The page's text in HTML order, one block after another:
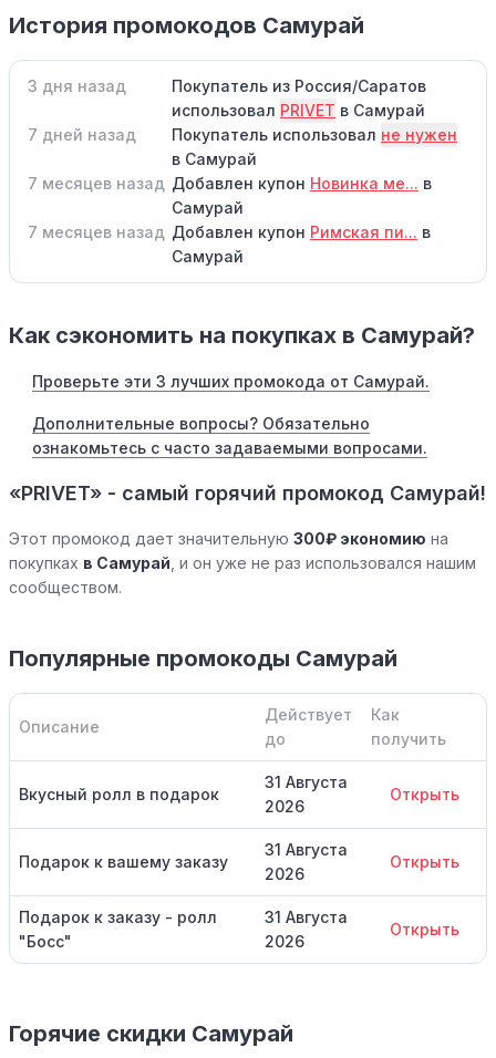
История промокодов Самурай
3 дня назад
Покупатель из Россия/Саратов
использовал PRIVET в Самурай
7 дней назад
Покупатель использовал не нужен
в Самурай
7 месяцев назад Добавлен купон Новинка ме... в
Самурай
7 месяцев назад Добавлен купон Римская пи... в
Самурай
Как сэкономить на покупках в Самурай?
Проверьте эти 3 лучших промокода от Самурай.
Дополнительные вопросы? Обязательно
ознакомьтесь с часто задаваемыми вопросами.
«PRIVET» - самый горячий промокод Самурай!
Этот промокод дает значительную 300₽ экономию на
покупках в Самурай , и он уже не раз использовался нашим
сообществом.
Популярные промокоды Самурай
Описание
Действует
до
Как
получить
Вкусный ролл в подарок
31 Августа
2026
Открыть
Подарок к вашему заказу
31 Августа
2026
Открыть
Подарок к заказу - ролл
"Босс"
31 Августа
2026
Открыть
Горячие скидки Самурай